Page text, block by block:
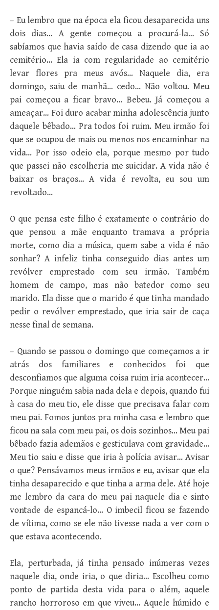
– Eu lembro que na época ela ficou desaparecida uns
dois dias… A gente começou a procurá-la… Só
sabíamos que havia saído de casa dizendo que ia ao
cemitério… Ela ia com regularidade ao cemitério
levar flores pra meus avós… Naquele dia, era
domingo, saiu de manhã… cedo… Não voltou. Meu
pai começou a ficar bravo… Bebeu. Já começou a
ameaçar… Foi duro acabar minha adolescência junto
daquele bêbado… Pra todos foi ruim. Meu irmão foi
que se ocupou de mais ou menos nos encaminhar na
vida… Por isso odeio ela, porque mesmo por tudo
que passei não escolheria me suicidar. A vida não é
baixar os braços… A vida é revolta, eu sou um
revoltado…
O que pensa este filho é exatamente o contrário do
que pensou a mãe enquanto tramava a própria
morte, como dia a música, quem sabe a vida é não
sonhar? A infeliz tinha conseguido dias antes um
revólver emprestado com seu irmão. Também
homem de campo, mas não batedor como seu
marido. Ela disse que o marido é que tinha mandado
pedir o revólver emprestado, que iria sair de caça
nesse final de semana.
– Quando se passou o domingo que começamos a ir
atrás dos familiares e conhecidos foi que
desconfiamos que alguma coisa ruim iria acontecer…
Porque ninguém sabia nada dela e depois, quando fui
à casa do meu tio, ele disse que precisava falar com
meu pai. Fomos juntos pra minha casa e lembro que
ficou na sala com meu pai, os dois sozinhos… Meu pai
bêbado fazia ademãos e gesticulava com gravidade…
Meu tio saiu e disse que iria à polícia avisar… Avisar
o que? Pensávamos meus irmãos e eu, avisar que ela
tinha desaparecido e que tinha a arma dele. Até hoje
me lembro da cara do meu pai naquele dia e sinto
vontade de espancá-lo… O imbecil ficou se fazendo
de vítima, como se ele não tivesse nada a ver com o
que estava acontecendo.
Ela, perturbada, já tinha pensado inúmeras vezes
naquele dia, onde iria, o que diria… Escolheu como
ponto de partida desta vida para o além, aquele
rancho horroroso em que viveu… Aquele húmido e